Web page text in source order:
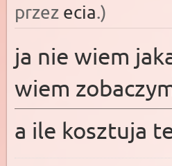
przez ecia.)
ja nie wiem
wiem
a ile kosztuja